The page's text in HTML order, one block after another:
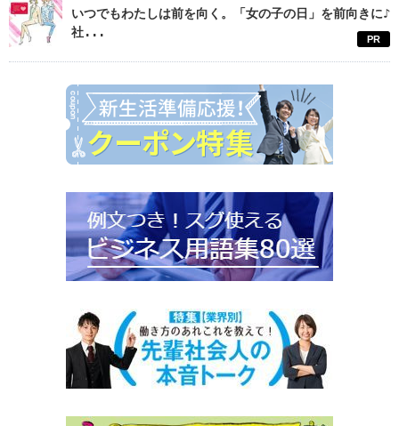
いつでもわたしは前を向く。「女の子の日」を前向きに♪
社...
PR